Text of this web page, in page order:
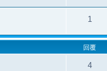
1
回覆
4